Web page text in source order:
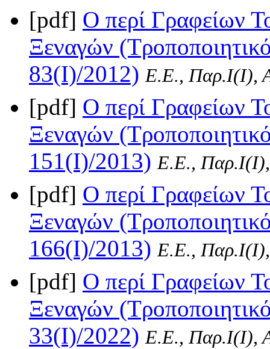
[pdf] Ο περί Γραφείων
Ξεναγών
83(I)/2012) Ε.Ε., Παρ.Ι(I),
[pdf] Ο περί Γραφείων
Ξεναγών
151(I)/2013) Ε.Ε.,
[pdf] Ο περί Γραφείων
Ξεναγών
166(I)/2013) Ε.Ε.,
[pdf] Ο περί Γραφείων
Ξεναγών
33(I)/2022) Ε.Ε., Παρ.Ι(I),